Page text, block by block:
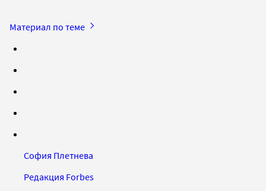
Материал по теме
София Плетнева
Редакция Forbes